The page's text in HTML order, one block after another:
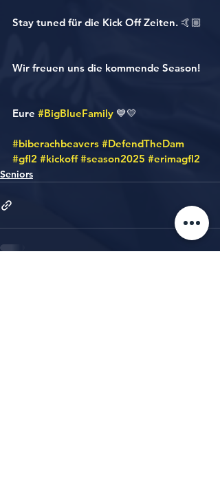
Stay tuned für die Kick Off Zeiten. 🤙🏼
Wir freuen uns die kommende Season!
Eure #BigBlueFamily 💙💛
#biberachbeavers #DefendTheDam
#gfl2 #kickoff #season2025 #erimagfl2
Seniors